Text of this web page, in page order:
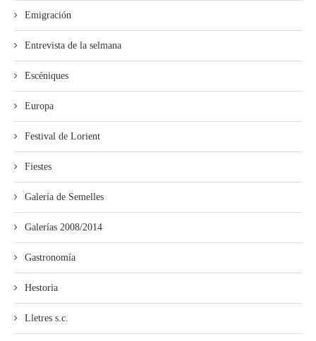
Emigración
Entrevista de la selmana
Escéniques
Europa
Festival de Lorient
Fiestes
Galería de Semelles
Galerías 2008/2014
Gastronomía
Hestoria
Lletres s.c.